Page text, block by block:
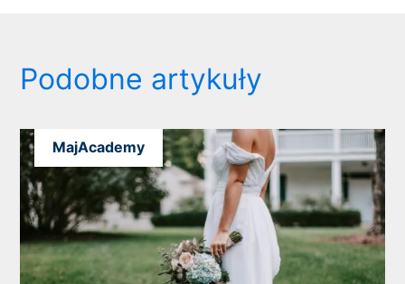
Podobne artykuły
MajAcademy